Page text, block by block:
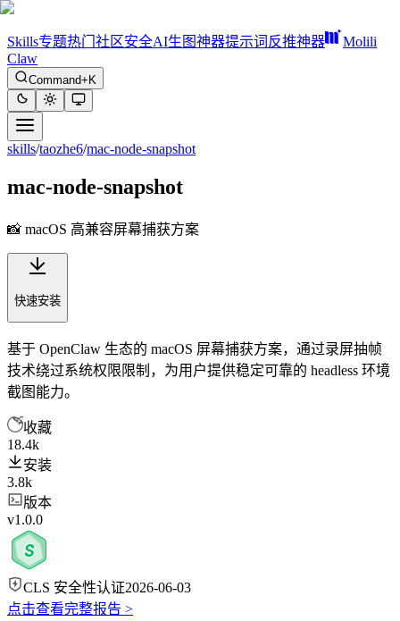
Skills专题热门 社区安全AI生图神器提示词反推神器
Molili
Claw
Command+K
skills/taozhe6/mac-node-snapshot
mac-node-snapshot
📸 macOS 高兼容屏幕捕获方案
快速安装
基于 OpenClaw 生态的 macOS 屏幕捕获方案，通过录屏抽帧
技术绕过系统权限限制，为用户提供稳定可靠的 headless 环境
截图能力。
收藏
18.4k
安装
3.8k
版本
v1.0.0
CLS 安全性认证2026-06-03
点击查看完整报告 >